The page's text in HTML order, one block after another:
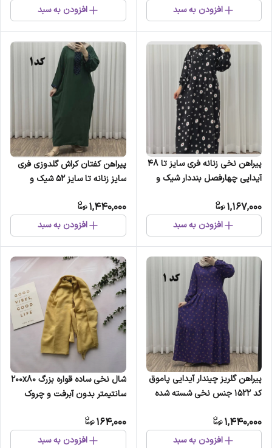
افزودن به سبد افزودن به سبد
پیراهن نخی زنانه فری سایز تا 48
آیدایی چهارفصل بنددار شیک و
1,167,000
افزودن به سبد
پیراهن کفتان کراش گلدوزی فری
سایز زنانه تا سایز 52 شیک و
1,440,000
افزودن به سبد
پیراهن گلریز چیندار آیدایی پاموق
کد 1522 جنس نخی شسته شده
چهارفصل
1,440,000
افزودن به سبد
شال نخی ساده قواره بزرگ 200x80
سانتیمتر بدون آبرفت و چروک
164,000
افزودن به سبد